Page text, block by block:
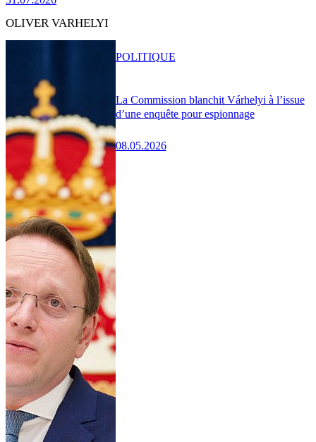
OLIVER VARHELYI
La Commission blanchit Várhelyi à l’issue
d’une enquête pour espionnage
08.05.2026
POLITIQUE